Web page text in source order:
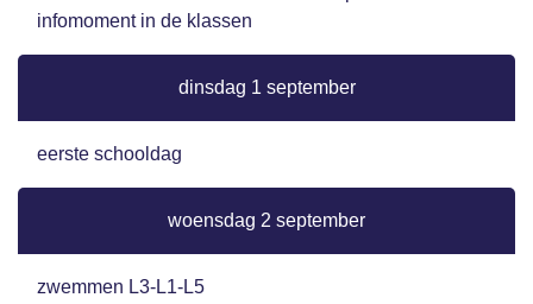
infomoment in de klassen
dinsdag 1 september
eerste schooldag
woensdag 2 september
zwemmen L3-L1-L5